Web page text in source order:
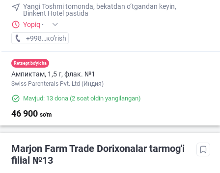
Yangi Toshmi tomonda, bekatdan o‘tgandan keyin,
Binkent Hotel pastida
Yopiq ·
+998 (77) XXX-XX-XX
кo’rish
Retsept bo'yicha
Ампиктам, 1,5 г, флак. №1
Swiss Parenterals Pvt. Ltd (Индия)
Mavjud: 13 dona (2 soat oldin yangilangan)
46 900 so'm
Marjon Farm Trade Dorixonalar tarmog'i
filial №13